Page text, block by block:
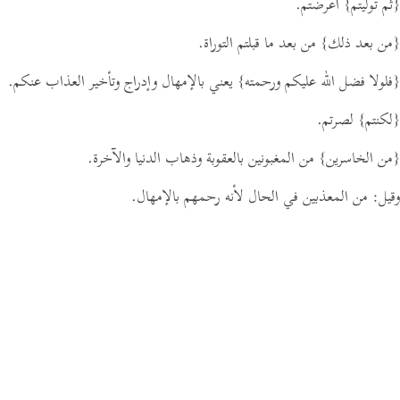
{ثم توليتم} أعرضتم.
{من بعد ذلك} من بعد ما قبلتم التوراة.
{فلولا فضل الله عليكم ورحمته} يعني بالإمهال وإدراج وتأخير العذاب عنكم.
{لكنتم} لصرتم.
{من الخاسرين} من المغبونين بالعقوبة وذهاب الدنيا والآخرة.
وقيل: من المعذبين في الحال لأنه رحمهم بالإمهال.